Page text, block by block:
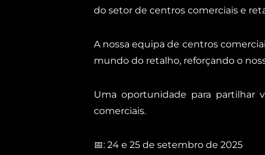
do setor de centros comerciais e
A nossa equipa de centros
mundo do retalho, reforçando o
Uma oportunidade para partilhar
comerciais.
📅: 24 e 25 de setembro de 2025